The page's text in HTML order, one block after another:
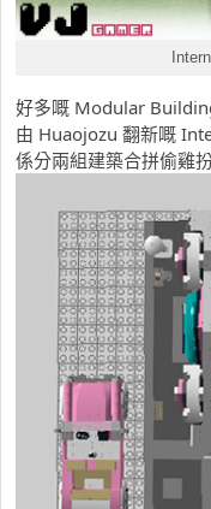
好多嘅 Modular
由 Huaojozu 翻新嘅
係分兩組建築合拼偷雞